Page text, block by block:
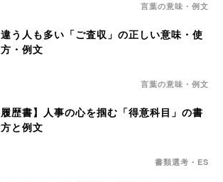
言葉の意味・例文
う人も多い「ご査収」の正しい意味・使
・例文
言葉の意味・例文
履歴書】人事の心を掴む「得意科目」の書
と例文
書類選考・ES